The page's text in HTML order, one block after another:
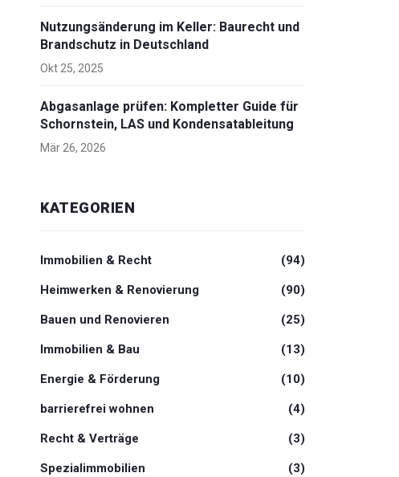
Nutzungsänderung im Keller: Baurecht und
Brandschutz in Deutschland
Okt 25, 2025
Abgasanlage prüfen: Kompletter Guide für
Schornstein, LAS und Kondensatableitung
Mär 26, 2026
KATEGORIEN
Immobilien & Recht (94)
Heimwerken & Renovierung (90)
Bauen und Renovieren (25)
Immobilien & Bau (13)
Energie & Förderung (10)
barrierefrei wohnen (4)
Recht & Verträge (3)
Spezialimmobilien (3)